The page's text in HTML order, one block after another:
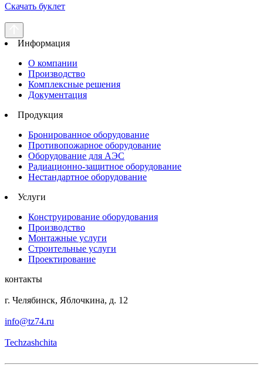
Скачать буклет
Информация
О компании
Производство
Комплексные решения
Документация
Продукция
Бронированное оборудование
Противопожарное оборудование
Оборудование для АЭС
Радиационно-защитное оборудование
Нестандартное оборудование
Услуги
Конструирование оборудования
Производство
Монтажные услуги
Строительные услуги
Проектирование
контакты
г. Челябинск, Яблочкина, д. 12
info@tz74.ru
Techzashchita